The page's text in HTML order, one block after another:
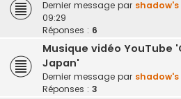
Dernier message par shadow's
09:29
Réponses : 6
Musique vidéo YouTube
Japan'
Dernier message par shadow's
Réponses : 3